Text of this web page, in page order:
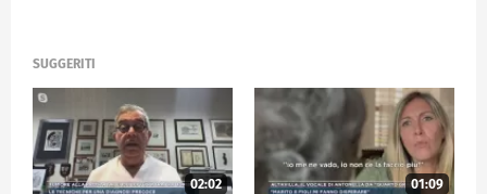
SUGGERITI
02:02 01:09